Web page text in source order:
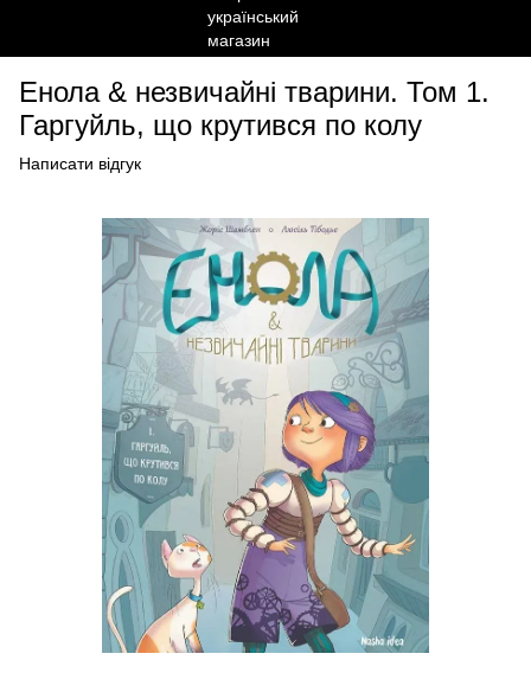
Енола & незвичайні тварини. Том 1.
Гаргуйль, що крутився по колу
Написати відгук